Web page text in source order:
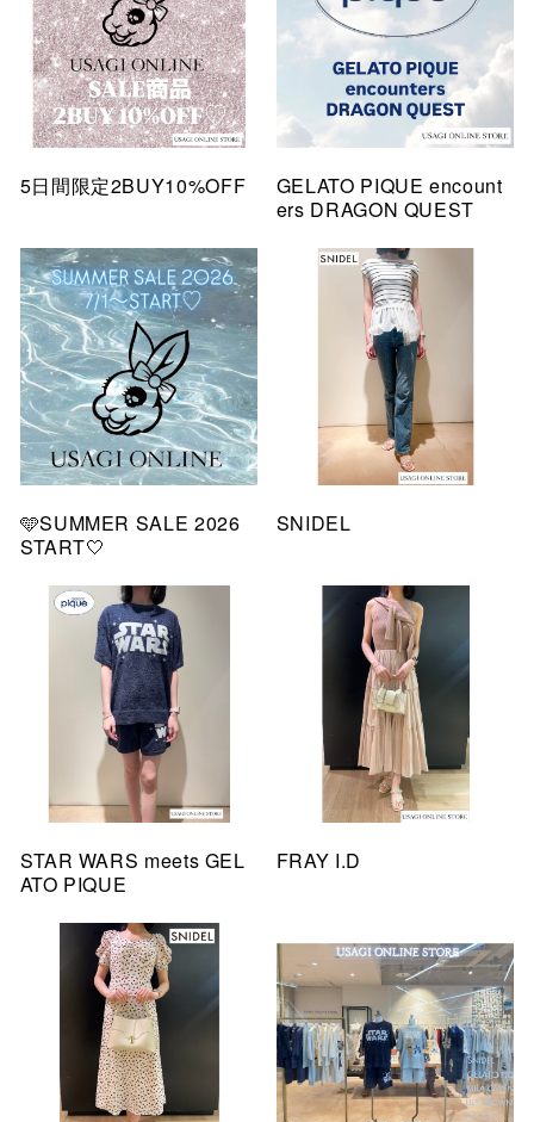
5日間限定2BUY10%OFF
GELATO PIQUE encount
ers DRAGON QUEST
🩵SUMMER SALE 2026
START🤍
SNIDEL
STAR WARS meets GEL
ATO PIQUE
FRAY I.D